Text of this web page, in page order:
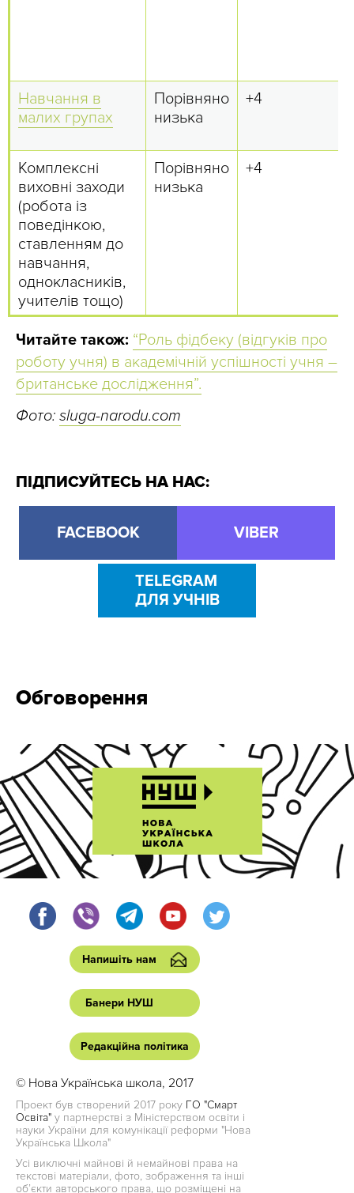
Навчання в
малих групах
Порівняно
низька
+4
Комплексні
виховні заходи
(робота із
поведінкою,
ставленням до
навчання,
однокласників,
учителів тощо)
Порівняно
низька
+4
Читайте також: “Роль фідбеку (відгуків про
роботу учня) в академічній успішності учня –
британське дослідження”.
Фото: sluga-narodu.com
ПІДПИСУЙТЕСЬ НА НАС:
FACEBOOK VIBER
TELEGRAM
ДЛЯ УЧНІВ
Обговорення
Напишіть нам
Банери НУШ
Редакційна політика
© Нова Українська школа, 2017
Проект був створений 2017 року ГО "Смарт
Освіта" у партнерстві з Міністерством освіти і
науки України для комунікації реформи "Нова
Українська Школа"
Усі виключні майнові й немайнові права на
текстові матеріали, фото, зображення та інші
об’єкти авторського права, що розміщені на